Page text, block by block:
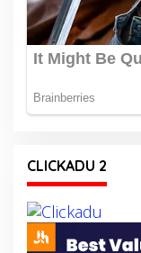
CLICKADU 2